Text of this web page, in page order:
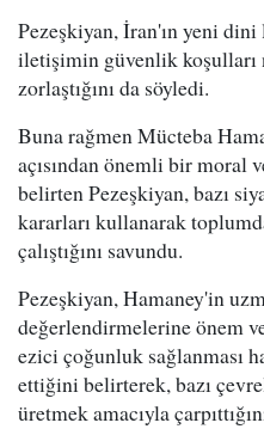
Pezeşkiyan, İran'ın yeni
iletişimin güvenlik koşulları
zorlaştığını da söyledi.
Buna rağmen Mücteba
açısından önemli bir moral
belirten Pezeşkiyan, bazı
kararları kullanarak
çalıştığını savundu.
Pezeşkiyan, Hamaney'in
değerlendirmelerine önem
ezici çoğunluk sağlanması
ettiğini belirterek, bazı
üretmek amacıyla